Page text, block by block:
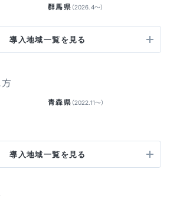
群馬県 （2026.4〜）
導入地域一覧を見る
青森県 （2022.11〜）
導入地域一覧を見る